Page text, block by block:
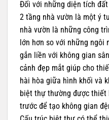
Đối với những diện tích
2 tầng nhà vườn là một ý
nhà vườn là những công
lớn hơn so với những ngôi
gắn liền với không gian
cảnh đẹp mắt giúp cho
hài hòa giữa hình khối và
biệt thự thường được thiết
trước để tạo không gian